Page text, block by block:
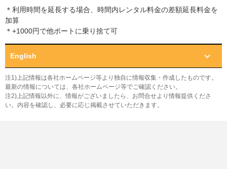
＊利用時間を延長する場合、時間内レンタル料金の差額延長料金を
加算
＊+1000円で他ポートに乗り捨て可
English
注1)上記情報は各社ホームページ等より独自に情報収集・作成したものです。
最新の情報については、各社ホームページ等でご確認ください。
注2)上記情報以外に、情報がございましたら、お問合せより情報提供くださ
い。内容を確認し、必要に応じ掲載させていただきます。